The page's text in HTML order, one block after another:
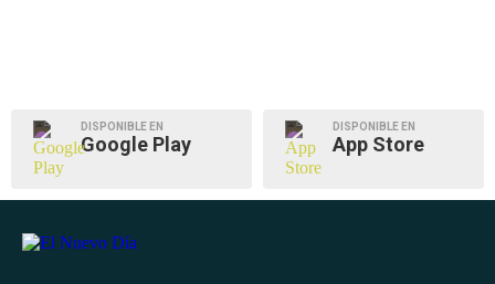
DISPONIBLE EN
Google Play
DISPONIBLE EN
App Store